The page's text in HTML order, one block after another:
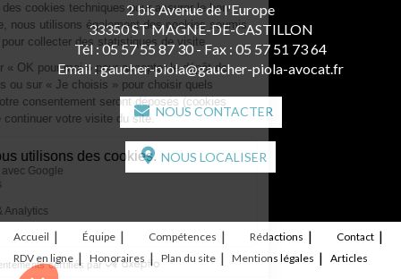
2 bis Avenue de l'Europe
33350 ST MAGNE-DE-CASTILLON
Tél :05 57 55 87 30- Fax : 05 57 51 73 64
Email :gaucher-piola@gaucher-piola-avocat.fr
NOUS CONTACTER
NOUS LOCALISER
Accueil Équipe Compétences Rédactions
Contact
RDV en ligne
Honoraires Plan du site Mentions légales Articles